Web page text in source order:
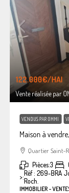
122.000€/HAI
Vente réalisée par
VENDUS PAR OMMI
Maison à
Quartier Saint-
Pièces:3
>:Réf : 269-BRA
Roch.
IMMOBILIER -